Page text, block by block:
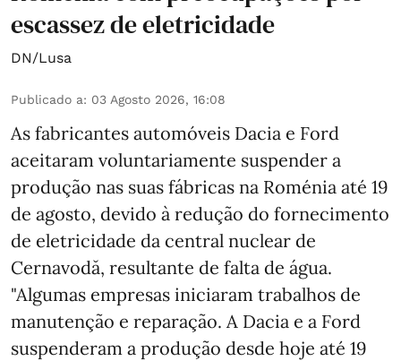
escassez de eletricidade
DN/Lusa
Publicado a: 03 Agosto 2026, 16:08
As fabricantes automóveis Dacia e Ford
aceitaram voluntariamente suspender a
produção nas suas fábricas na Roménia até 19
de agosto, devido à redução do fornecimento
de eletricidade da central nuclear de
Cernavodă, resultante de falta de água.
"Algumas empresas iniciaram trabalhos de
manutenção e reparação. A Dacia e a Ford
suspenderam a produção desde hoje até 19